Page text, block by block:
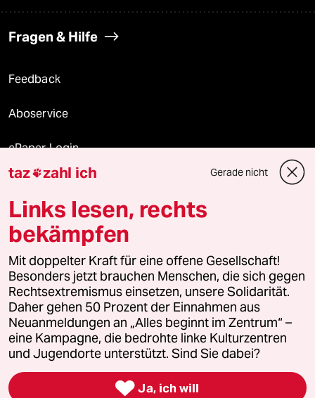
Fragen & Hilfe
Feedback
Aboservice
ePaper Login
Downloads für Abonnierende
© 2026 taz Verlags und Vertriebs GmbH
Alle Rechte vorbehalten. Bei rechtlichen Fragen oder für Genehmigungen
wenden Sie sich bitte an
lizenzen@taz.de
Feedback Redaktionsstatut Kommune-Richtlinien
Leitlinie Informant Datenschutz Impressum AGB
Seitenwende Einwilligungen widerrufen (Ads)
taz zahl ich Gerade nicht
Links lesen, rechts
bekämpfen
Mit doppelter Kraft für eine offene Gesellschaft!
Besonders jetzt brauchen Menschen, die sich gegen
Rechtsextremismus einsetzen, unsere Solidarität.
Daher gehen 50 Prozent der Einnahmen aus
Neuanmeldungen an „Alles beginnt im Zentrum“ –
eine Kampagne, die bedrohte linke Kulturzentren
und Jugendorte unterstützt. Sind Sie dabei?
 Ja, ich will